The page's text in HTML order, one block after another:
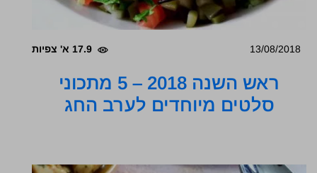
13/08/2018 17.9 א' צפיות
ראש השנה 2018 – 5 מתכוני
סלטים מיוחדים לערב החג